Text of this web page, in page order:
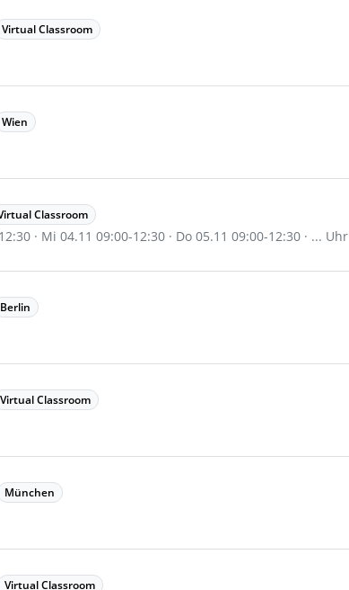
Virtual Classroom
Wien
Classroom
· Mi 04.11 09:00-12:30 · Do 05.11 09:00-12:30 · ... Uhr
Berlin
Virtual Classroom
München
Virtual Classroom